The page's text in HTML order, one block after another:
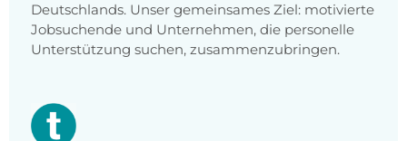
Deutschlands. Unser gemeinsames Ziel: motivierte
Jobsuchende und Unternehmen, die personelle
Unterstützung suchen, zusammenzubringen.